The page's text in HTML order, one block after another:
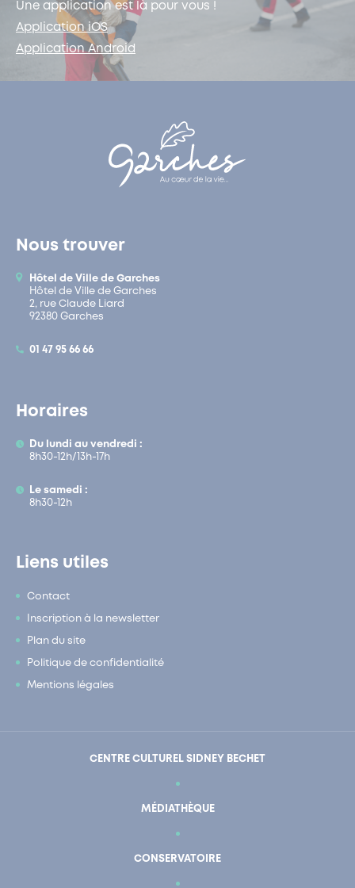
Une application est là pour vous !
Application iOS
Application Android
Nous trouver
Hôtel de Ville de Garches
Hôtel de Ville de Garches
2, rue Claude Liard
92380 Garches
01 47 95 66 66
Horaires
Du lundi au vendredi :
8h30-12h/13h-17h
Le samedi :
8h30-12h
Liens utiles
Contact
Inscription à la newsletter
Plan du site
Politique de confidentialité
Mentions légales
CENTRE CULTUREL SIDNEY BECHET
MÉDIATHÈQUE
CONSERVATOIRE